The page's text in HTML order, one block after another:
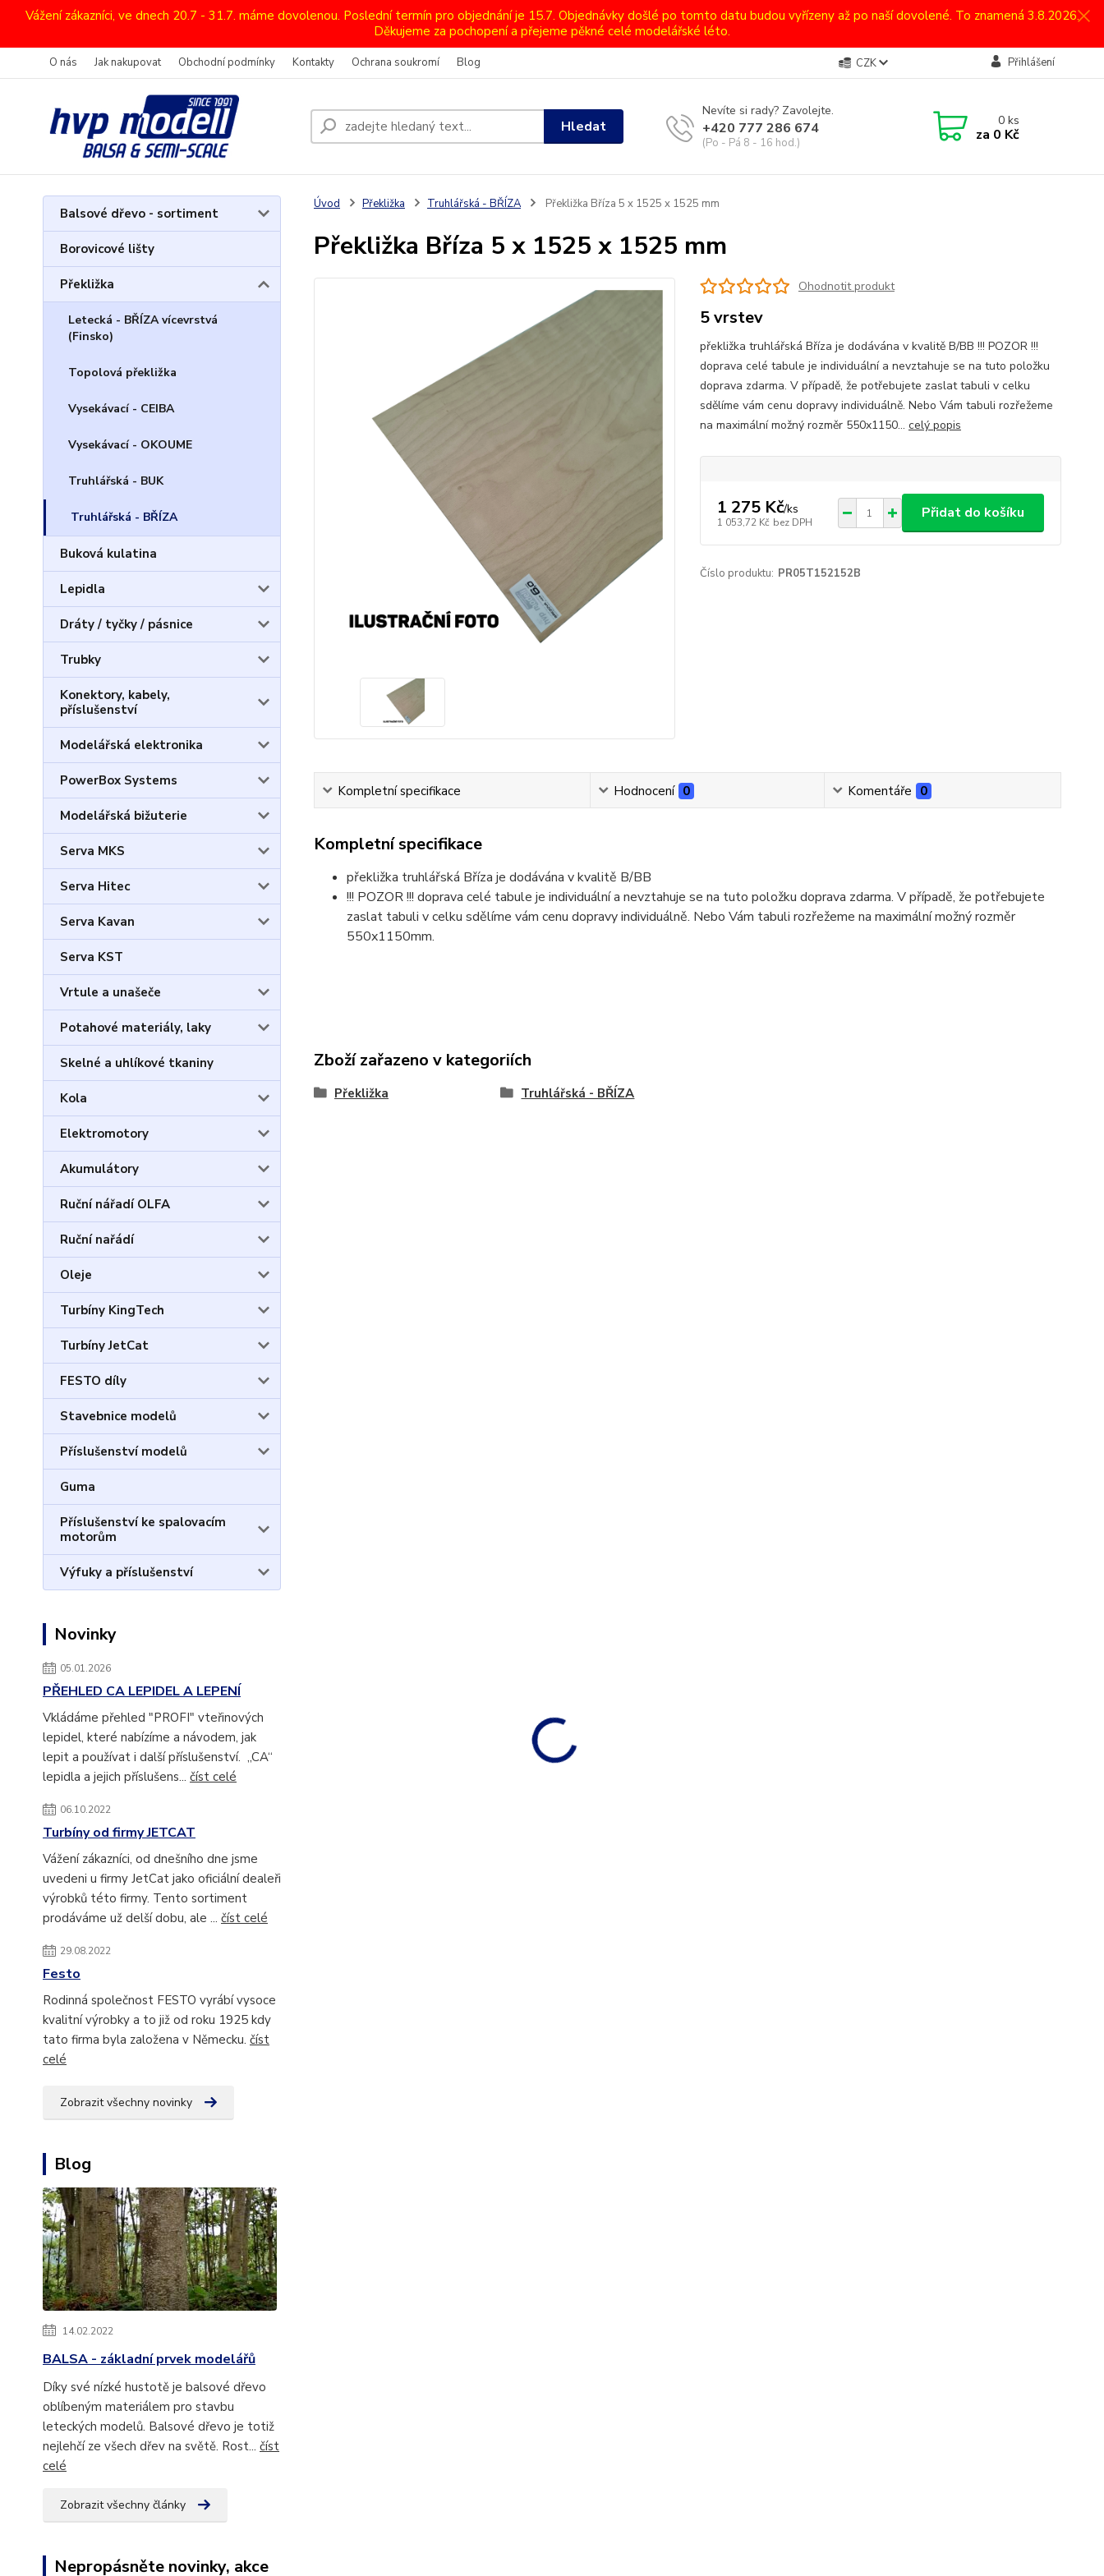
Vážení zákazníci, ve dnech 20.7 - 31.7. máme dovolenou. Poslední termín pro objednání je 15.7. Objednávky došlé po tomto datu budou vyřízeny až po naší dovolené. To znamená 3.8.2026.
Děkujeme za pochopení a přejeme pěkné celé modelářské léto.
O nás Jak nakupovat Obchodní podmínky Kontakty Ochrana soukromí Blog CZK Přihlášení
Hledat
Nevíte si rady? Zavolejte.
+420 777 286 674
(Po - Pá 8 - 16 hod.)
0ks
za 0 Kč
Balsové dřevo - sortiment
Borovicové lišty
Překližka
Letecká - BŘÍZA vícevrstvá
(Finsko)
Topolová překližka
Vysekávací - CEIBA
Vysekávací - OKOUME
Truhlářská - BUK
Truhlářská - BŘÍZA
Buková kulatina
Lepidla
Dráty / tyčky / pásnice
Trubky
Konektory, kabely,
příslušenství
Modelářská elektronika
PowerBox Systems
Modelářská bižuterie
Serva MKS
Serva Hitec
Serva Kavan
Serva KST
Vrtule a unašeče
Potahové materiály, laky
Skelné a uhlíkové tkaniny
Kola
Elektromotory
Akumulátory
Ruční nářadí OLFA
Ruční nařádí
Oleje
Turbíny KingTech
Turbíny JetCat
FESTO díly
Stavebnice modelů
Příslušenství modelů
Guma
Příslušenství ke spalovacím
motorům
Výfuky a příslušenství
Novinky
05.01.2026
PŘEHLED CA LEPIDEL A LEPENÍ
Vkládáme přehled "PROFI" vteřinových
lepidel, které nabízíme a návodem, jak
lepit a používat i další příslušenství. „CA“
lepidla a jejich příslušens... číst celé
06.10.2022
Turbíny od firmy JETCAT
Vážení zákazníci, od dnešního dne jsme
uvedeni u firmy JetCat jako oficiální dealeři
výrobků této firmy. Tento sortiment
prodáváme už delší dobu, ale ... číst celé
29.08.2022
Festo
Rodinná společnost FESTO vyrábí vysoce
kvalitní výrobky a to již od roku 1925 kdy
tato firma byla založena v Německu. číst
celé
Zobrazit všechny novinky
Blog
14.02.2022
BALSA - základní prvek modelářů
Díky své nízké hustotě je balsové dřevo
oblíbeným materiálem pro stavbu
leteckých modelů. Balsové dřevo je totiž
nejlehčí ze všech dřev na světě. Rost... číst
celé
Zobrazit všechny články
Nepropásněte novinky, akce
Úvod Překližka Truhlářská - BŘÍZA Překližka Bříza 5 x 1525 x 1525 mm
Překližka Bříza 5 x 1525 x 1525 mm
Ohodnotit produkt
5 vrstev
překližka truhlářská Bříza je dodávána v kvalitě B/BB !!! POZOR !!!
doprava celé tabule je individuální a nevztahuje se na tuto položku
doprava zdarma. V případě, že potřebujete zaslat tabuli v celku
sdělíme vám cenu dopravy individuálně. Nebo Vám tabuli rozřežeme
na maximální možný rozměr 550x1150... celý popis
1 275 Kč/ks
1 053,72 Kč bez DPH
Přidat do košíku
Číslo produktu: PR05T152152B
Kompletní specifikace Hodnocení 0 Komentáře 0
Kompletní specifikace
překližka truhlářská Bříza je dodávána v kvalitě B/BB
!!! POZOR !!! doprava celé tabule je individuální a nevztahuje se na tuto položku doprava zdarma. V případě, že potřebujete
zaslat tabuli v celku sdělíme vám cenu dopravy individuálně. Nebo Vám tabuli rozřežeme na maximální možný rozměr
550x1150mm.
Zboží zařazeno v kategoriích
Překližka Truhlářská - BŘÍZA